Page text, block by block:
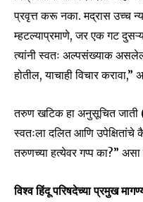
Fans
प्रवृत्त करू नका. मद्रास उच्च
म्हटल्याप्रमाणे, जर एक गट
त्यांनी स्वतः अल्पसंख्याक
होतील, याचाही विचार
तरुण खटिक हा अनुसूचित जाती
स्वतःला दलित आणि उपेक्षितांचे
तरुणच्या हत्येवर गप्प का?”
विश्व हिंदू परिषदेच्या प्रमुख